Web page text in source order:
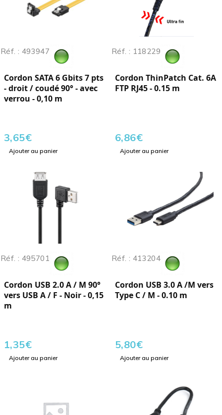
Réf. : 493947
Cordon SATA 6 Gbits 7 pts
- droit / coudé 90° - avec
verrou - 0,10 m
3,65€
Ajouter au panier
Réf. : 118229
Cordon ThinPatch Cat. 6A
FTP RJ45 - 0.15 m
6,86€
Ajouter au panier
Réf. : 495701
Cordon USB 2.0 A / M 90°
vers USB A / F - Noir - 0,15
m
1,35€
Ajouter au panier
Réf. : 413204
Cordon USB 3.0 A /M vers
Type C / M - 0.10 m
5,80€
Ajouter au panier